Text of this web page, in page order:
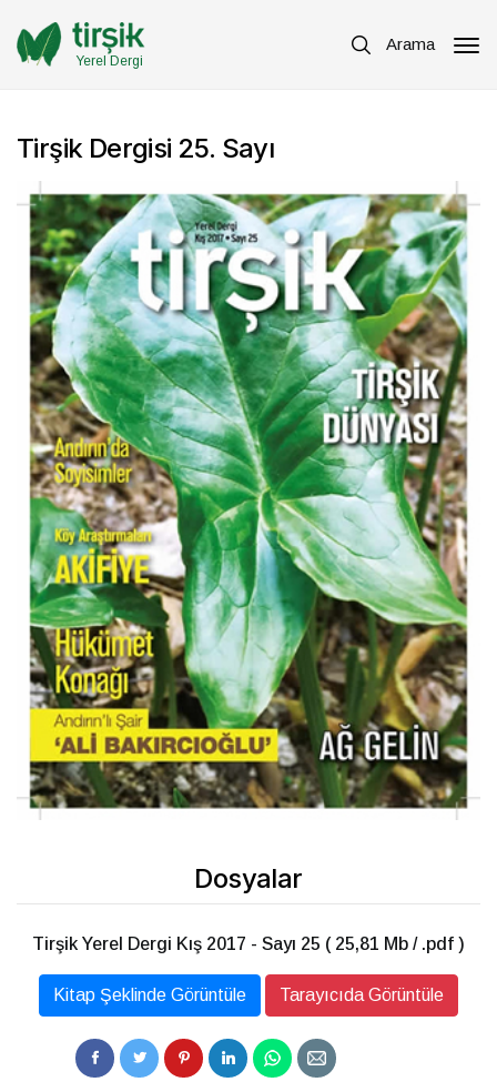
Yerel Dergi
Arama
Tirşik Dergisi 25. Sayı
Dosyalar
Tirşik Yerel Dergi Kış 2017 - Sayı 25 ( 25,81 Mb / .pdf )
Kitap Şeklinde Görüntüle Tarayıcıda Görüntüle